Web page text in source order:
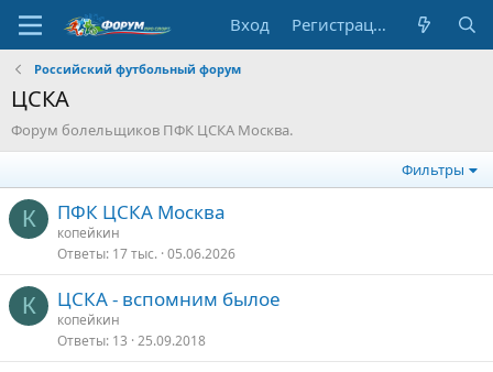
Вход Регистрация
Российский футбольный форум
ЦСКА
Форум болельщиков ПФК ЦСКА Москва.
Фильтры
К ПФК ЦСКА Москва
копейкин
Ответы 17 тыс. 05.06.2026
К ЦСКА - вспомним былое
копейкин
Ответы 13 25.09.2018